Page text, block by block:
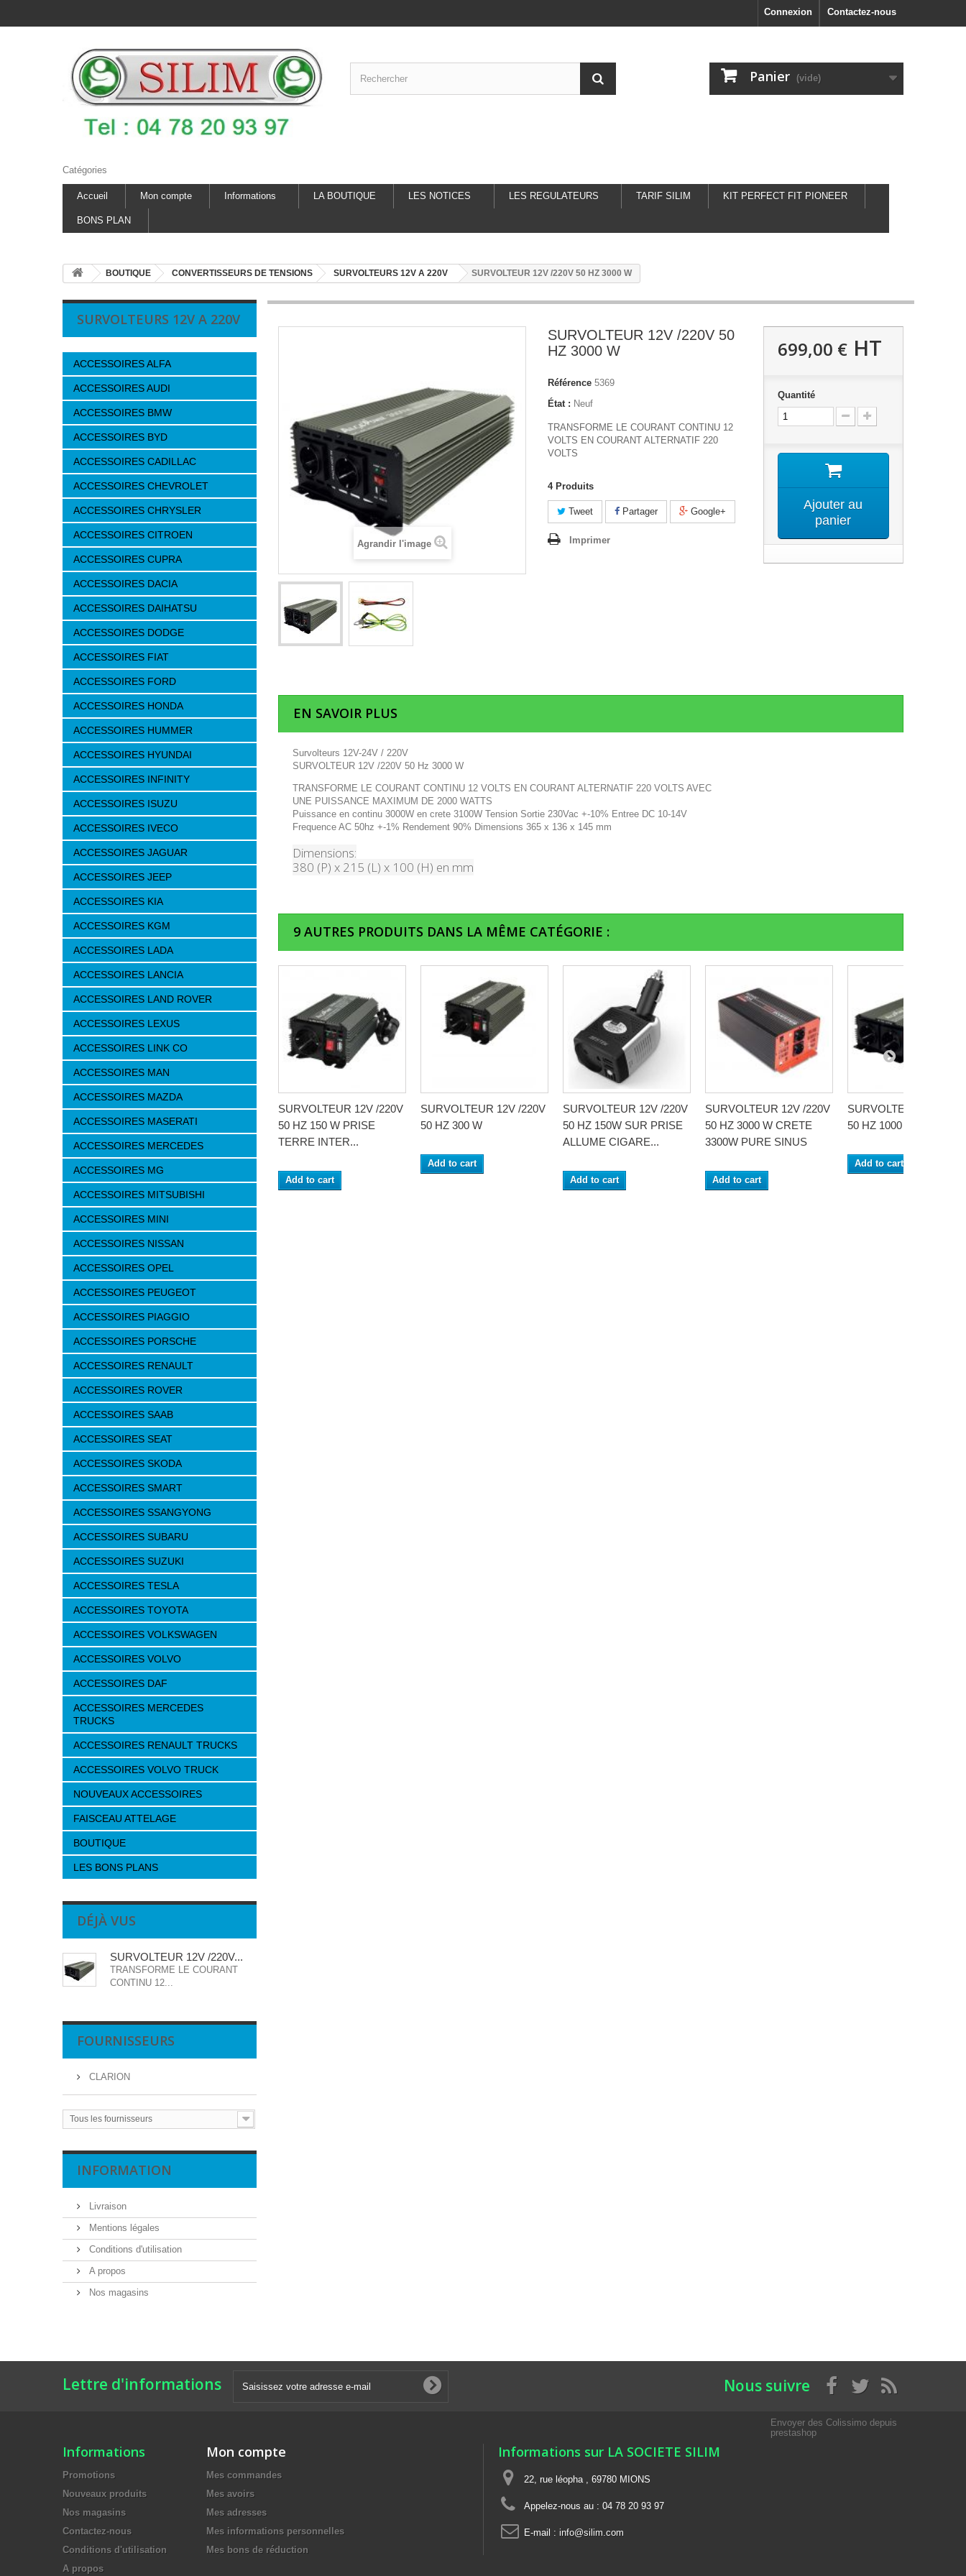
Contactez-nous
Connexion
Panier (vide)
Catégories
Accueil Mon compte Informations LA BOUTIQUE LES NOTICES LES REGULATEURS TARIF SILIM KIT PERFECT FIT PIONEER
BONS PLAN
BOUTIQUE CONVERTISSEURS DE TENSIONS SURVOLTEURS 12V A 220V SURVOLTEUR 12V /220V 50 HZ 3000 W
SURVOLTEURS 12V A 220V
ACCESSOIRES ALFA
ACCESSOIRES AUDI
ACCESSOIRES BMW
ACCESSOIRES BYD
ACCESSOIRES CADILLAC
ACCESSOIRES CHEVROLET
ACCESSOIRES CHRYSLER
ACCESSOIRES CITROEN
ACCESSOIRES CUPRA
ACCESSOIRES DACIA
ACCESSOIRES DAIHATSU
ACCESSOIRES DODGE
ACCESSOIRES FIAT
ACCESSOIRES FORD
ACCESSOIRES HONDA
ACCESSOIRES HUMMER
ACCESSOIRES HYUNDAI
ACCESSOIRES INFINITY
ACCESSOIRES ISUZU
ACCESSOIRES IVECO
ACCESSOIRES JAGUAR
ACCESSOIRES JEEP
ACCESSOIRES KIA
ACCESSOIRES KGM
ACCESSOIRES LADA
ACCESSOIRES LANCIA
ACCESSOIRES LAND ROVER
ACCESSOIRES LEXUS
ACCESSOIRES LINK CO
ACCESSOIRES MAN
ACCESSOIRES MAZDA
ACCESSOIRES MASERATI
ACCESSOIRES MERCEDES
ACCESSOIRES MG
ACCESSOIRES MITSUBISHI
ACCESSOIRES MINI
ACCESSOIRES NISSAN
ACCESSOIRES OPEL
ACCESSOIRES PEUGEOT
ACCESSOIRES PIAGGIO
ACCESSOIRES PORSCHE
ACCESSOIRES RENAULT
ACCESSOIRES ROVER
ACCESSOIRES SAAB
ACCESSOIRES SEAT
ACCESSOIRES SKODA
ACCESSOIRES SMART
ACCESSOIRES SSANGYONG
ACCESSOIRES SUBARU
ACCESSOIRES SUZUKI
ACCESSOIRES TESLA
ACCESSOIRES TOYOTA
ACCESSOIRES VOLKSWAGEN
ACCESSOIRES VOLVO
ACCESSOIRES DAF
ACCESSOIRES MERCEDES
TRUCKS
ACCESSOIRES RENAULT TRUCKS
ACCESSOIRES VOLVO TRUCK
NOUVEAUX ACCESSOIRES
FAISCEAU ATTELAGE
BOUTIQUE
LES BONS PLANS
DÉJÀ VUS
SURVOLTEUR 12V /220V...
TRANSFORME LE COURANT
CONTINU 12...
FOURNISSEURS
CLARION
Tous les fournisseurs
INFORMATION
Livraison
Mentions légales
Conditions d'utilisation
A propos
Nos magasins
Agrandir l'image
SURVOLTEUR 12V /220V 50
HZ 3000 W
Référence 5369
État : Neuf
TRANSFORME LE COURANT CONTINU 12
VOLTS EN COURANT ALTERNATIF 220
VOLTS
4 Produits
Tweet Partager Google+
Imprimer
699,00 €HT
Quantité
Ajouter au
panier
EN SAVOIR PLUS
Survolteurs 12V-24V / 220V
SURVOLTEUR 12V /220V 50 Hz 3000 W
TRANSFORME LE COURANT CONTINU 12 VOLTS EN COURANT ALTERNATIF 220 VOLTS AVEC
UNE PUISSANCE MAXIMUM DE 2000 WATTS
Puissance en continu 3000W en crete 3100W Tension Sortie 230Vac +-10% Entree DC 10-14V
Frequence AC 50hz +-1% Rendement 90% Dimensions 365 x 136 x 145 mm
Dimensions:
380 (P) x 215 (L) x 100 (H) en mm
9 AUTRES PRODUITS DANS LA MÊME CATÉGORIE :
SURVOLTEUR 12V /220V
50 HZ 150 W PRISE
TERRE INTER...
Add to cart
SURVOLTEUR 12V /220V
50 HZ 300 W
Add to cart
SURVOLTEUR 12V /220V
50 HZ 150W SUR PRISE
ALLUME CIGARE...
Add to cart
SURVOLTEUR 12V /220V
50 HZ 3000 W CRETE
3300W PURE SINUS
Add to cart
SURVOLTEUR 12V /
50 HZ 1000 W
Add to cart
Lettre d'informations Nous suivre
Informations
Promotions
Nouveaux produits
Nos magasins
Contactez-nous
Conditions d'utilisation
A propos
Mon compte
Mes commandes
Mes avoirs
Mes adresses
Mes informations personnelles
Mes bons de réduction
Informations sur LA SOCIETE SILIM
22, rue léopha , 69780 MIONS
Appelez-nous au : 04 78 20 93 97
E-mail : info@silim.com
Envoyer des Colissimo depuis
prestashop